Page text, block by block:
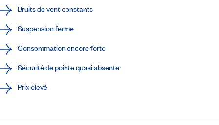
Bruits de vent constants
Suspension ferme
Consommation encore forte
Sécurité de pointe quasi absente
Prix élevé